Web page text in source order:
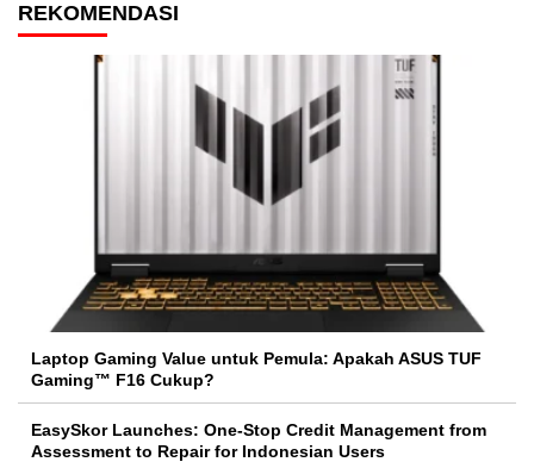
REKOMENDASI
Laptop Gaming Value untuk Pemula: Apakah ASUS TUF
Gaming™ F16 Cukup?
EasySkor Launches: One-Stop Credit Management from
Assessment to Repair for Indonesian Users